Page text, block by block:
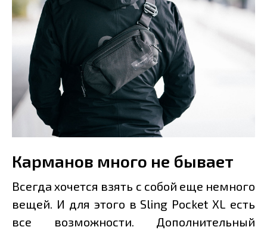
Карманов много не бывает
Всегда хочется взять с собой еще немного
вещей. И для этого в Sling Pocket XL есть
все возможности. Дополнительный